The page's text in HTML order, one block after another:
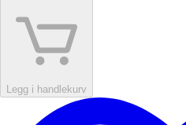
Legg i handlekurv